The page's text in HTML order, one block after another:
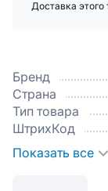
Бренд
Страна
Тип товара
ШтрихКод
Показать все
Доставка этого